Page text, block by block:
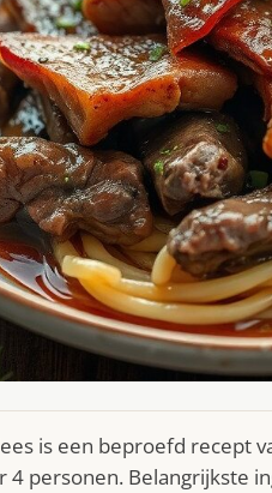
is een beproefd recept
4 personen. Belangrijkste